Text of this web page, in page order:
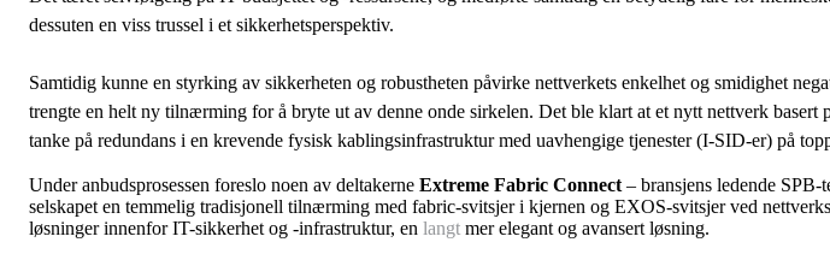
dessuten en viss trussel i et sikkerhetsperspektiv.
Samtidig kunne en styrking av sikkerheten og robustheten påvirke nettverkets enkelhet og smidighet
trengte en helt ny tilnærming for å bryte ut av denne onde sirkelen. Det ble klart at et nytt nettverk basert
tanke på redundans i en krevende fysisk kablingsinfrastruktur med uavhengige tjenester (I-SID-er) på
Under anbudsprosessen foreslo noen av deltakerne Extreme Fabric Connect – bransjens ledende
selskapet en temmelig tradisjonell tilnærming med fabric-svitsjer i kjernen og EXOS-svitsjer ved
løsninger innenfor IT-sikkerhet og -infrastruktur, en langt mer elegant og avansert løsning.